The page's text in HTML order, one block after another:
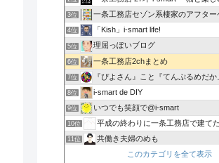
3位 一条工務店セゾン系棲家のアフターケアの
4位 「Kish」i-smart life!
5位 理屈っぽいブログ
6位 一条工務店2chまとめ
7位 『ぴよさん』こと『てんぷるめだ
8位 i-smart de DIY
9位 いつでも笑顔で@i-smart
10位 平成の終わりに一条工務店で建て
11位 共働き夫婦のめも
i-smartに首ったけブログ
このカテゴリを全て表示